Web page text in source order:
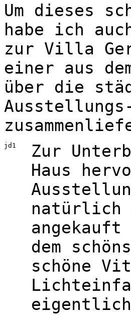
Um dieses
habe ich
zur Villa
einer aus
über die
jd1
Zur
Haus
natürlich
dem
schöne